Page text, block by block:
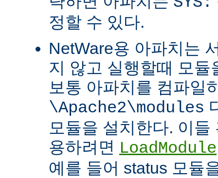
정할 수 있다.
NetWare용 아파치는
지 않고 실행할때 모듈
보통 아파치를 컴파일
\Apache2\modules
모듈을 설치한다. 이
용하려면 LoadModule
예를 들어 status 모듈